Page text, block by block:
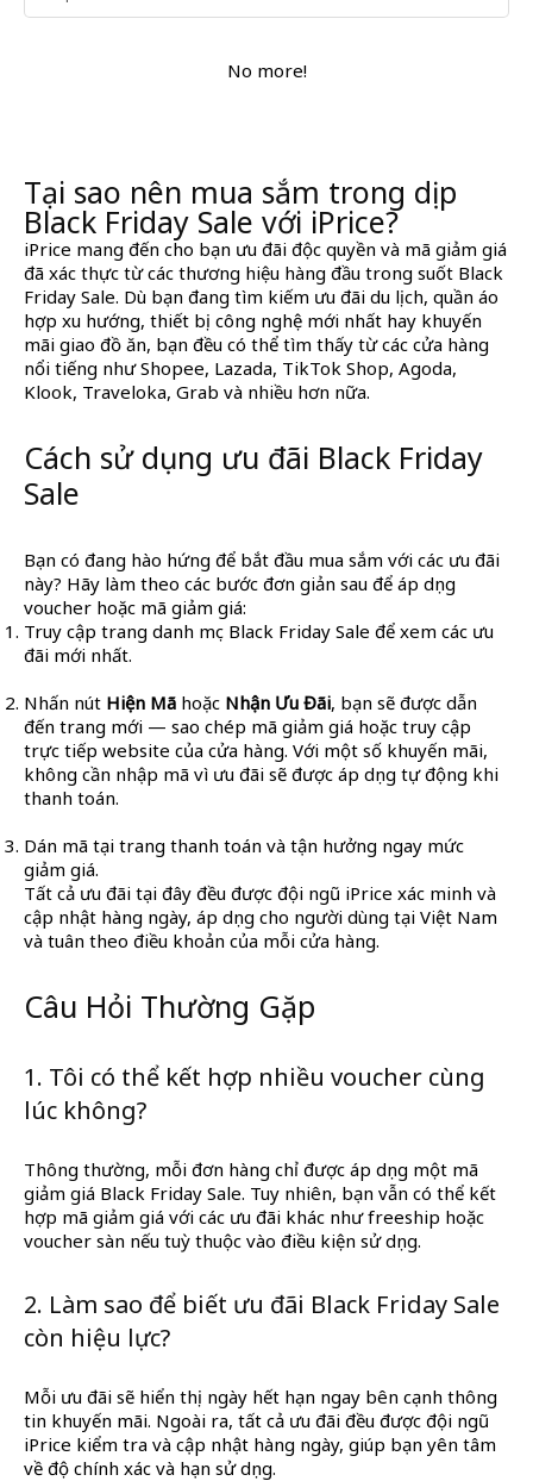
No more!
Tại sao nên mua sắm trong dịp
Black Friday Sale với iPrice?
iPrice mang đến cho bạn ưu đãi độc quyền và mã giảm giá
đã xác thực từ các thương hiệu hàng đầu trong suốt Black
Friday Sale. Dù bạn đang tìm kiếm ưu đãi du lịch, quần áo
hợp xu hướng, thiết bị công nghệ mới nhất hay khuyến
mãi giao đồ ăn, bạn đều có thể tìm thấy từ các cửa hàng
nổi tiếng như Shopee, Lazada, TikTok Shop, Agoda,
Klook, Traveloka, Grab và nhiều hơn nữa.
Cách sử dụng ưu đãi Black Friday
Sale
Bạn có đang hào hứng để bắt đầu mua sắm với các ưu đãi
này? Hãy làm theo các bước đơn giản sau để áp dụng
voucher hoặc mã giảm giá:
Truy cập trang danh mục Black Friday Sale để xem các ưu
đãi mới nhất.
Nhấn nút Hiện Mã hoặc Nhận Ưu Đãi, bạn sẽ được dẫn
đến trang mới — sao chép mã giảm giá hoặc truy cập
trực tiếp website của cửa hàng. Với một số khuyến mãi,
không cần nhập mã vì ưu đãi sẽ được áp dụng tự động khi
thanh toán.
Dán mã tại trang thanh toán và tận hưởng ngay mức
giảm giá.
Tất cả ưu đãi tại đây đều được đội ngũ iPrice xác minh và
cập nhật hàng ngày, áp dụng cho người dùng tại Việt Nam
và tuân theo điều khoản của mỗi cửa hàng.
Câu Hỏi Thường Gặp
1. Tôi có thể kết hợp nhiều voucher cùng
lúc không?
Thông thường, mỗi đơn hàng chỉ được áp dụng một mã
giảm giá Black Friday Sale. Tuy nhiên, bạn vẫn có thể kết
hợp mã giảm giá với các ưu đãi khác như freeship hoặc
voucher sàn nếu tuỳ thuộc vào điều kiện sử dụng.
2. Làm sao để biết ưu đãi Black Friday Sale
còn hiệu lực?
Mỗi ưu đãi sẽ hiển thị ngày hết hạn ngay bên cạnh thông
tin khuyến mãi. Ngoài ra, tất cả ưu đãi đều được đội ngũ
iPrice kiểm tra và cập nhật hàng ngày, giúp bạn yên tâm
về độ chính xác và hạn sử dụng.